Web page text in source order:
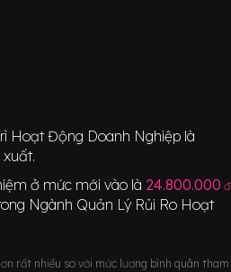
Hoạt Động Doanh Nghiệp là
ở mức mới vào là 24.800.000 đ
Ngành Quản Lý Rủi Ro Hoạt
rất nhiều so với mức lương bình quân tham